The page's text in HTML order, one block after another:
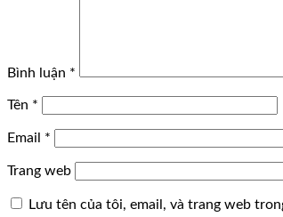
Bình luận *
Tên *
Email *
Trang web
Lưu tên của tôi, email, và trang web